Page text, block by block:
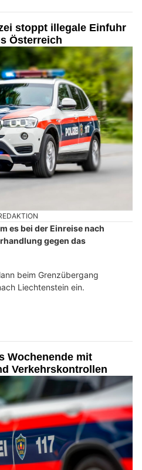
stoppt illegale Einfuhr
Österreich
es bei der Einreise nach
gegen das
beim Grenzübergang
Liechtenstein ein.
Wochenende mit
Verkehrskontrollen